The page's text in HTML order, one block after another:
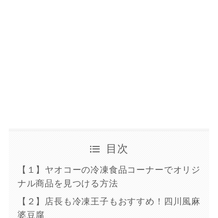
目次
【１】ヤオコーの冷凍食品コーナーでオリジ
ナル商品を見つける方法
【２】店長も冷凍王子もおすすめ！四川風麻
婆豆腐